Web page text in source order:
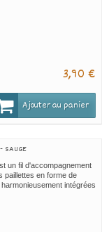
3,90 €
Ajouter au panier
SAUGE
un fil d'accompagnement
paillettes en forme de
intégrées